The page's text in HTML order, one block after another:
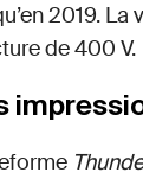
2019.
de 400 V.